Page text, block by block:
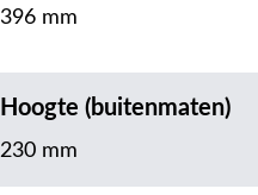
396 mm
Hoogte (buitenmaten)
230 mm